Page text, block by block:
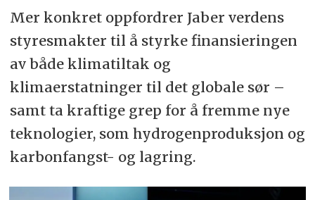
Mer konkret oppfordrer Jaber verdens
styresmakter til å styrke finansieringen
av både klimatiltak og
klimaerstatninger til det globale sør –
samt ta kraftige grep for å fremme nye
teknologier, som hydrogenproduksjon og
karbonfangst- og lagring.